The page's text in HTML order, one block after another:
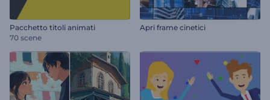
Pacchetto titoli animati
70 scene
Apri frame cinetici